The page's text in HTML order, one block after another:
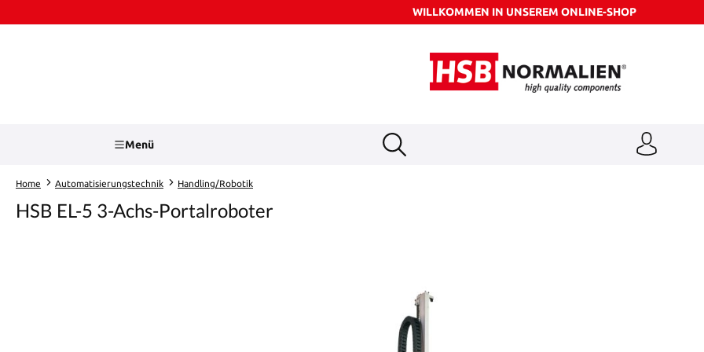
WILLKOMMEN IN UNSEREM ONLINE-SHOP
Menü
Home Automatisierungstechnik Handling/Robotik
HSB EL-5 3-Achs-Portalroboter